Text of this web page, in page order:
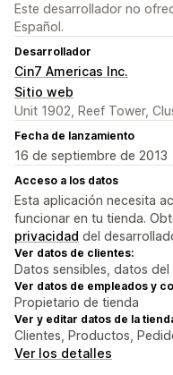
Este desarrollador no
Español.
Desarrollador
Cin7 Americas Inc.
Sitio web
Unit 1902, Reef Tower,
Fecha de lanzamiento
16 de septiembre de 2013
Acceso a los datos
Esta aplicación necesita
funcionar en tu tienda.
privacidad del
Ver datos de clientes:
Datos sensibles, datos
Ver datos de empleados y
Propietario de tienda
Ver y editar datos de la
Clientes, Productos,
Ver los detalles